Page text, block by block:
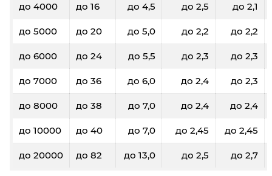
до 4000 до 16 до 4,5 до 2,5 до 2,1
до 5000 до 20 до 5,0 до 2,2 до 2,2
до 6000 до 24 до 5,5 до 2,3 до 2,3
до 7000 до 36 до 6,0 до 2,4 до 2,3
до 8000 до 38 до 7,0 до 2,4 до 2,4
до 10000 до 40 до 7,0 до 2,45 до 2,45
до 20000 до 82 до 13,0 до 2,5 до 2,7